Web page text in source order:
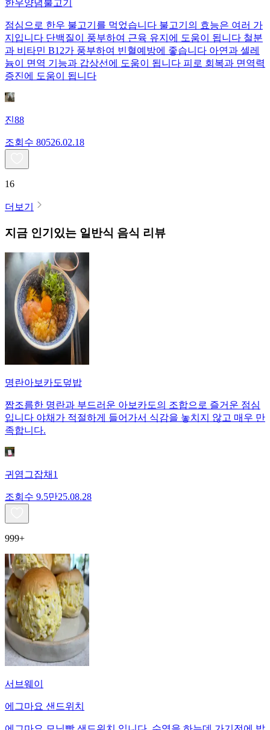
한우양념불고기
점심으로 한우 불고기를 먹었습니다 불고기의 효능은 여러 가
지입니다 단백질이 풍부하여 근육 유지에 도움이 됩니다 철분
과 비타민 B12가 풍부하여 빈혈예방에 좋습니다 아연과 셀레
늄이 면역 기능과 갑상선에 도움이 됩니다 피로 회복과 면역력
증진에 도움이 됩니다
진88
조회수 80526.02.18
16
더보기
지금 인기있는 일반식 음식 리뷰
명란아보카도덮밥
짭조름한 명란과 부드러운 아보카도의 조합으로 즐거운 점심
입니다 야채가 적절하게 들어가서 식감을 놓치지 않고 매우 만
족합니다.
귀염그잡채1
조회수 9.5만25.08.28
999+
서브웨이
에그마요 샌드위치